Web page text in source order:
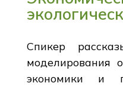
Спикер
моделирования
экономики и